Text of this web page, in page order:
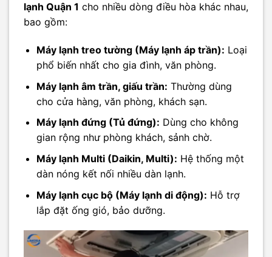
lạnh Quận 1 cho nhiều dòng điều hòa khác nhau,
bao gồm:
Máy lạnh treo tường (Máy lạnh áp trần): Loại
phổ biến nhất cho gia đình, văn phòng.
Máy lạnh âm trần, giấu trần: Thường dùng
cho cửa hàng, văn phòng, khách sạn.
Máy lạnh đứng (Tủ đứng): Dùng cho không
gian rộng như phòng khách, sảnh chờ.
Máy lạnh Multi (Daikin, Multi): Hệ thống một
dàn nóng kết nối nhiều dàn lạnh.
Máy lạnh cục bộ (Máy lạnh di động): Hỗ trợ
lắp đặt ống gió, bảo dưỡng.